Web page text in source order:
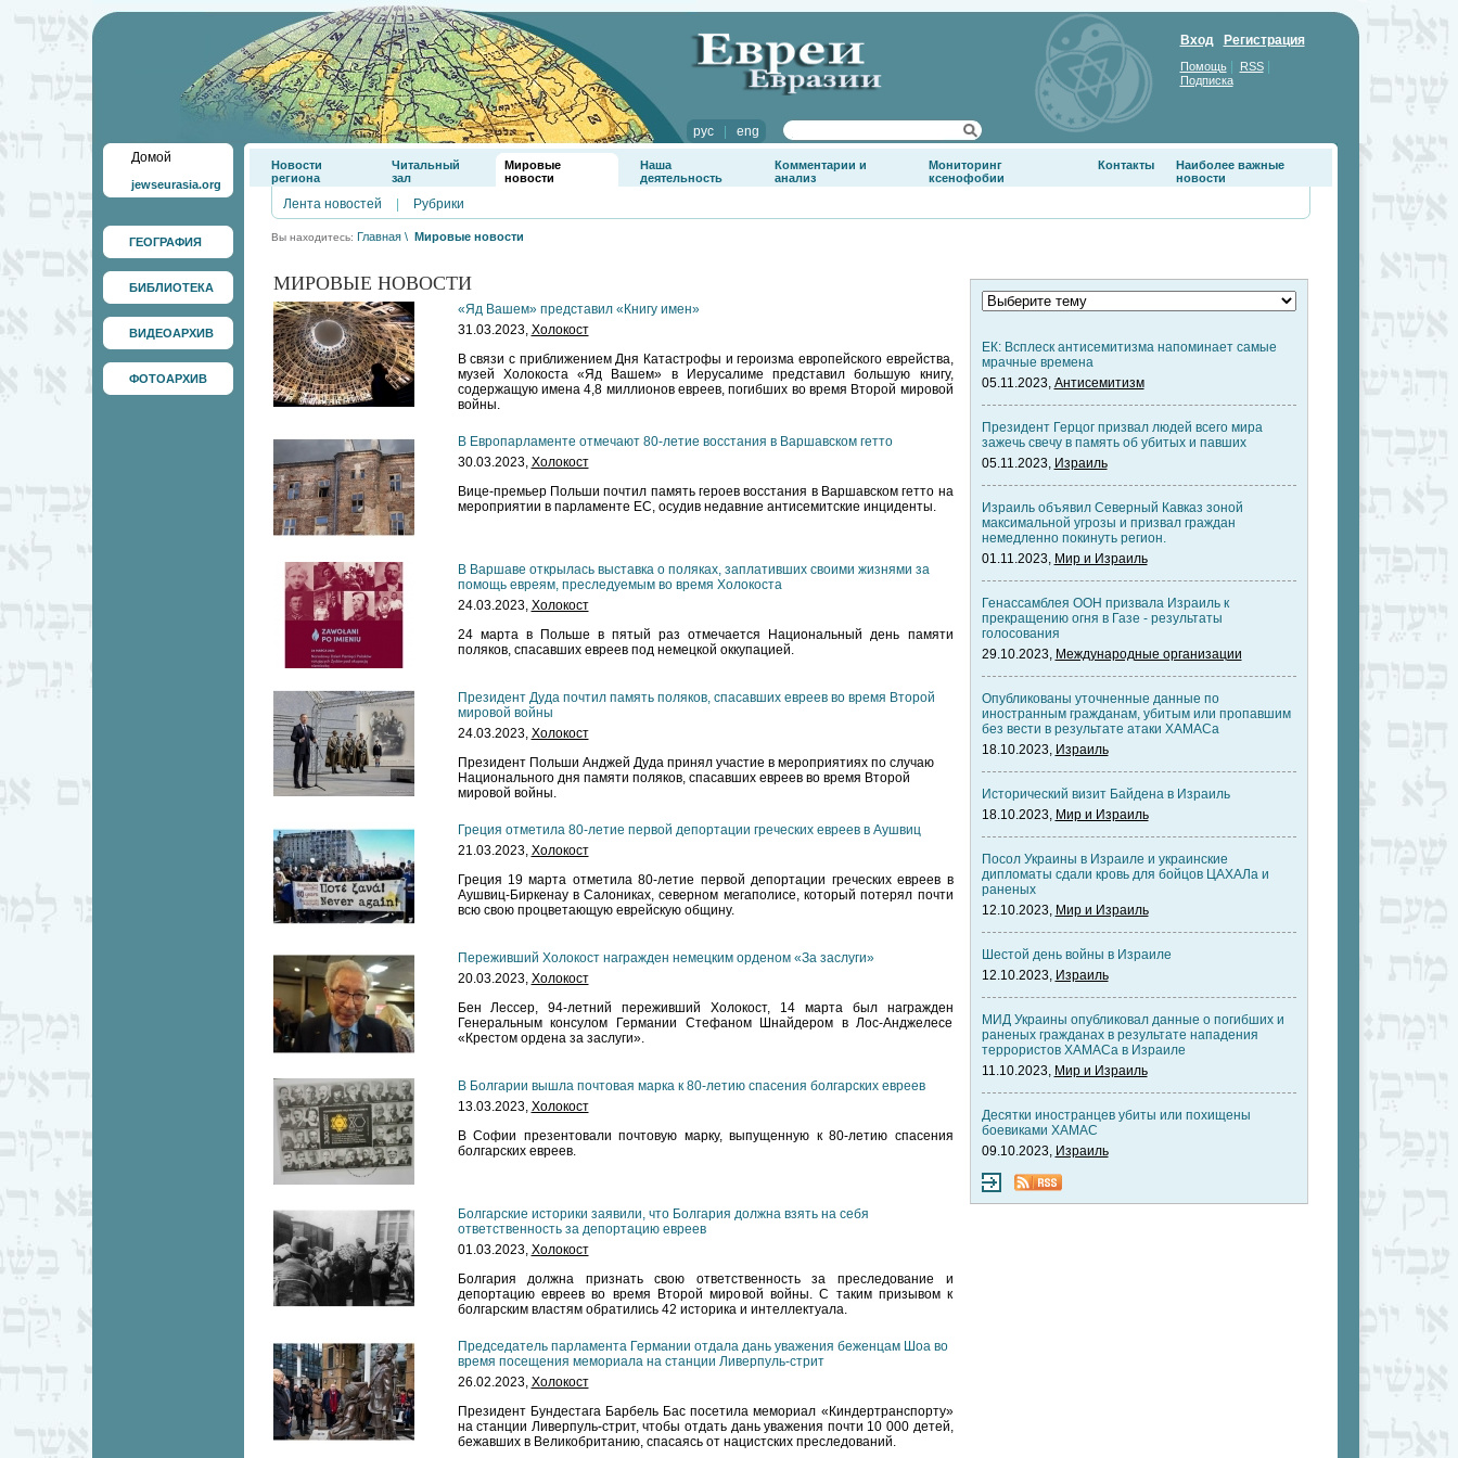
рус| eng
Вход Регистрация
Помощь| RSS|
Подписка
Домой
jewseurasia.org
ГЕОГРАФИЯ
БИБЛИОТЕКА
ВИДЕОАРХИВ
ФОТОАРХИВ
Новости
региона
Читальный
зал
Мировые
новости
Наша
деятельность
Комментарии и
анализ
Мониторинг
ксенофобии
Контакты
Наиболее важные
новости
Лента новостей Рубрики
Вы находитесь: Главная \ Мировые новости
МИРОВЫЕ НОВОСТИ
«Яд Вашем» представил «Книгу имен»
31.03.2023, Холокост
В связи с приближением Дня Катастрофы и героизма европейского еврейства,
музей Холокоста «Яд Вашем» в Иерусалиме представил большую книгу,
содержащую имена 4,8 миллионов евреев, погибших во время Второй мировой
войны.
В Европарламенте отмечают 80-летие восстания в Варшавском гетто
30.03.2023, Холокост
Вице-премьер Польши почтил память героев восстания в Варшавском гетто на
мероприятии в парламенте ЕС, осудив недавние антисемитские инциденты.
В Варшаве открылась выставка о поляках, заплативших своими жизнями за
помощь евреям, преследуемым во время Холокоста
24.03.2023, Холокост
24 марта в Польше в пятый раз отмечается Национальный день памяти
поляков, спасавших евреев под немецкой оккупацией.
Президент Дуда почтил память поляков, спасавших евреев во время Второй
мировой войны
24.03.2023, Холокост
Президент Польши Анджей Дуда принял участие в мероприятиях по случаю
Национального дня памяти поляков, спасавших евреев во время Второй
мировой войны.
Греция отметила 80-летие первой депортации греческих евреев в Аушвиц
21.03.2023, Холокост
Греция 19 марта отметила 80-летие первой депортации греческих евреев в
Аушвиц-Биркенау в Салониках, северном мегаполисе, который потерял почти
всю свою процветающую еврейскую общину.
Переживший Холокост награжден немецким орденом «За заслуги»
20.03.2023, Холокост
Бен Лессер, 94-летний переживший Холокост, 14 марта был награжден
Генеральным консулом Германии Стефаном Шнайдером в Лос-Анджелесе
«Крестом ордена за заслуги».
В Болгарии вышла почтовая марка к 80-летию спасения болгарских евреев
13.03.2023, Холокост
В Софии презентовали почтовую марку, выпущенную к 80-летию спасения
болгарских евреев.
Болгарские историки заявили, что Болгария должна взять на себя
ответственность за депортацию евреев
01.03.2023, Холокост
Болгария должна признать свою ответственность за преследование и
депортацию евреев во время Второй мировой войны. С таким призывом к
болгарским властям обратились 42 историка и интеллектуала.
Председатель парламента Германии отдала дань уважения беженцам Шоа во
время посещения мемориала на станции Ливерпуль-стрит
26.02.2023, Холокост
Президент Бундестага Барбель Бас посетила мемориал «Киндертранспорту»
на станции Ливерпуль-стрит, чтобы отдать дань уважения почти 10 000 детей,
бежавших в Великобританию, спасаясь от нацистских преследований.
ЕК: Всплеск антисемитизма напоминает самые
мрачные времена
05.11.2023, Антисемитизм
Президент Герцог призвал людей всего мира
зажечь свечу в память об убитых и павших
05.11.2023, Израиль
Израиль объявил Северный Кавказ зоной
максимальной угрозы и призвал граждан
немедленно покинуть регион.
01.11.2023, Мир и Израиль
Генассамблея ООН призвала Израиль к
прекращению огня в Газе - результаты
голосования
29.10.2023, Международные организации
Опубликованы уточненные данные по
иностранным гражданам, убитым или пропавшим
без вести в результате атаки ХАМАСа
18.10.2023, Израиль
Исторический визит Байдена в Израиль
18.10.2023, Мир и Израиль
Посол Украины в Израиле и украинские
дипломаты сдали кровь для бойцов ЦАХАЛа и
раненых
12.10.2023, Мир и Израиль
Шестой день войны в Израиле
12.10.2023, Израиль
МИД Украины опубликовал данные о погибших и
раненых гражданах в результате нападения
террористов ХАМАСа в Израиле
11.10.2023, Мир и Израиль
Десятки иностранцев убиты или похищены
боевиками ХАМАС
09.10.2023, Израиль